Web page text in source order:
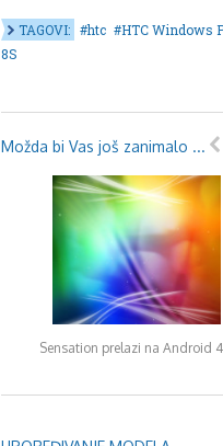
TAGOVI: htc
HTC Windows
8S
Možda bi Vas još zanimalo ...
Sensation prelazi na Android